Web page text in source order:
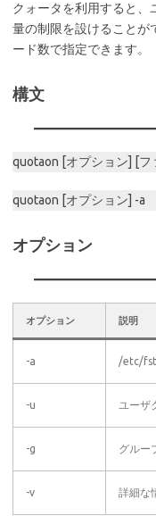
クォータを利用すると、
量の制限を設けることが
ード数で指定できます。
構文
quotaon [オプション] [フ
quotaon [オプション] -a
オプション
オプション 説明
-a /etc/
-u ユーザ
-g グルー
-v 詳細な